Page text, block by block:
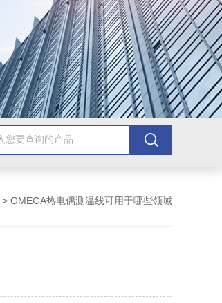
> OMEGA热电偶测温线可用于哪些领域